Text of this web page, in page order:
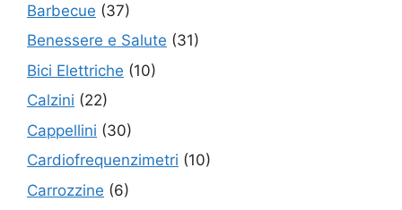
Barbecue (37)
Benessere e Salute (31)
Bici Elettriche (10)
Calzini (22)
Cappellini (30)
Cardiofrequenzimetri (10)
Carrozzine (6)